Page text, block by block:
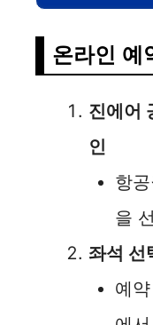
온라인 예
진에어
인
항
을
좌석 선
예